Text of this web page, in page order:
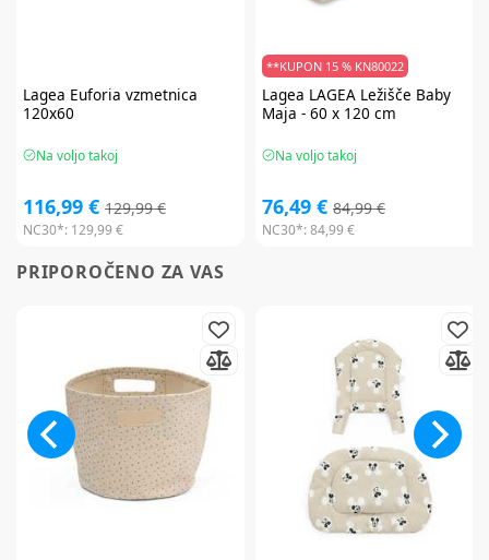
Lagea Euforia vzmetnica
120x60
Na voljo takoj
116,99 € 129,99 €
NC30*: 129,99 €
**KUPON 15 % KN80022
Lagea LAGEA Ležišče Baby
Maja - 60 x 120 cm
Na voljo takoj
76,49 € 84,99 €
NC30*:84,99 €
PRIPOROČENO ZA VAS